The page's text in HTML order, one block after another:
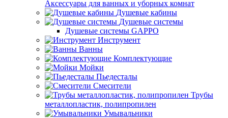
Аксессуары для ванных и уборных комнат
Душевые кабины
Душевые системы
Душевые системы GAPPO
Инструмент
Ванны
Комплектующие
Мойки
Пьедесталы
Смесители
Трубы
металлопластик, полипропилен
Умывальники